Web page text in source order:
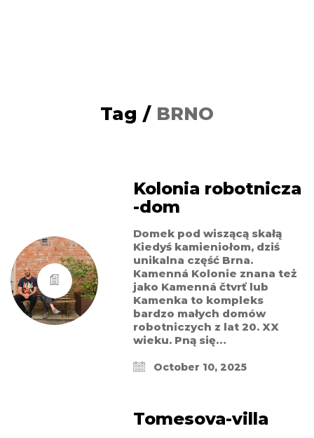
Tag / BRNO
Kolonia robotnicza
-dom
Domek pod wiszącą skałą
Kiedyś kamieniołom, dziś
unikalna część Brna.
Kamenná Kolonie znana też
jako Kamenná čtvrť lub
Kamenka to kompleks
bardzo małych domów
robotniczych z lat 20. XX
wieku. Pną się…
October 10, 2025
Tomesova-villa